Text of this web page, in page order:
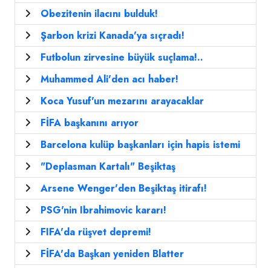
Obezitenin ilacını bulduk!
Şarbon krizi Kanada'ya sıçradı!
Futbolun zirvesine büyük suçlama!..
Muhammed Ali'den acı haber!
Koca Yusuf'un mezarını arayacaklar
FİFA başkanını arıyor
Barcelona kulüp başkanları için hapis istemi
"Deplasman Kartalı" Beşiktaş
Arsene Wenger'den Beşiktaş itirafı!
PSG'nin Ibrahimovic kararı!
FIFA'da rüşvet depremi!
FİFA'da Başkan yeniden Blatter